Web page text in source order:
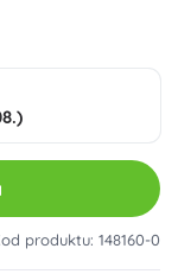
produktu: 148160-0